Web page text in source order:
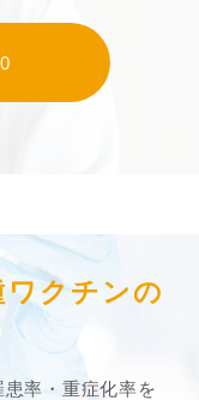
クチンの
率・重症化率を